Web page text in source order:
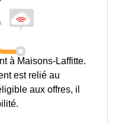
à Maisons-Laffitte.
est relié au
aux offres, il